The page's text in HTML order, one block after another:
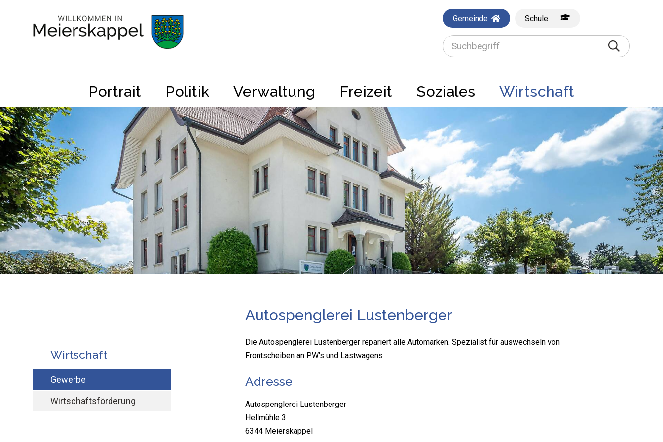
Gemeinde Schule
Suchbegriff Suche
Hauptnavigation
Portrait Politik Verwaltung Freizeit Soziales Wirtschaft
Autospenglerei Lustenberger
Die Autospenglerei Lustenberger repariert alle Automarken. Spezialist für auswechseln von
Frontscheiben an PW's und Lastwagens
Adresse
Autospenglerei Lustenberger
Hellmühle 3
6344 Meierskappel
Subnav:
Wirtschaft
Gewerbe
Wirtschaftsförderung